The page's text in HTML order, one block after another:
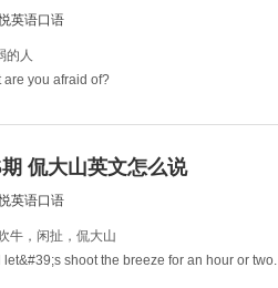
英语口语
的人
are you afraid of?
it.
侃大山英文怎么说
英语口语
牛，闲扯，侃大山
shoot the breeze for an hour or two.